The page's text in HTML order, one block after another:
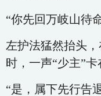
“你先回万岐山待
左护法猛然抬头
时，一声“少主”卡
“是，属下先行告